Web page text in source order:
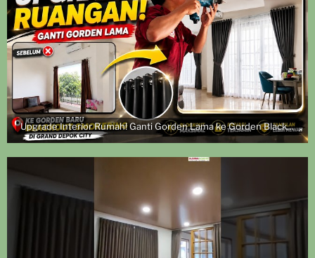
Upgrade Interior Rumah! Ganti Gorden Lama ke Gorden Blackout Smokering | Pasang di Grand Depok City